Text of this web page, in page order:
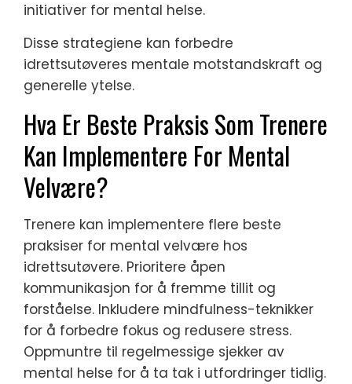
initiativer for mental helse.
Disse strategiene kan forbedre
idrettsutøveres mentale motstandskraft og
generelle ytelse.
Hva Er Beste Praksis Som Trenere
Kan Implementere For Mental
Velvære?
Trenere kan implementere flere beste
praksiser for mental velvære hos
idrettsutøvere. Prioritere åpen
kommunikasjon for å fremme tillit og
forståelse. Inkludere mindfulness-teknikker
for å forbedre fokus og redusere stress.
Oppmuntre til regelmessige sjekker av
mental helse for å ta tak i utfordringer tidlig.